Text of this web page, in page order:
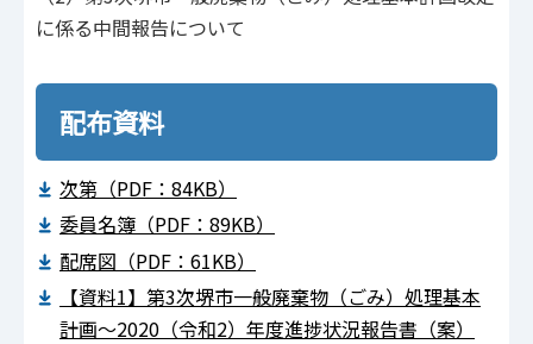
に係る中間報告について
配布資料
次第（PDF：84KB）
委員名簿（PDF：89KB）
配席図（PDF：61KB）
【資料1】第3次堺市一般廃棄物（ごみ）処理基本
計画～2020（令和2）年度進捗状況報告書（案）